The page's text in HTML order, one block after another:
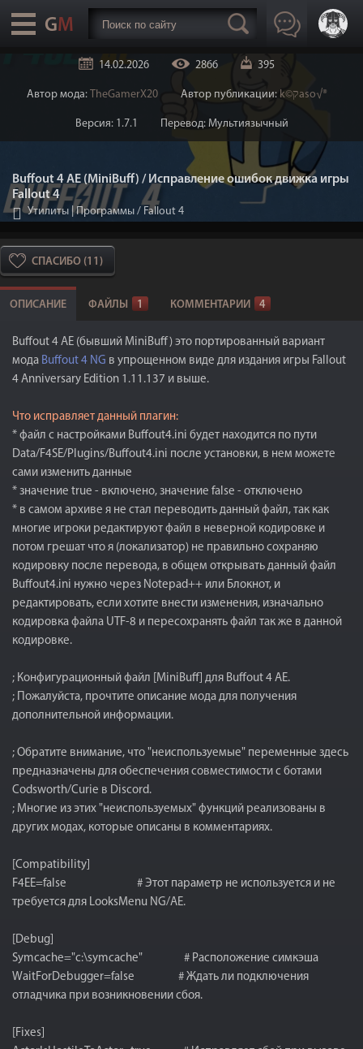
14.02.2026 2866 395
Автор мода: TheGamerX20 Автор публикации: k©קaso√®
Версия: 1.7.1 Перевод: Мультиязычный
Buffout 4 AE (MiniBuff) / Исправление ошибок движка игры
Fallout 4
Утилиты | Программы / Fallout 4
СПАСИБО (11)
ОПИСАНИЕ ФАЙЛЫ 1 КОММЕНТАРИИ 4
Buffout 4 AE (бывший MiniBuff) это портированный вариант
мода Buffout 4 NG в упрощенном виде для издания игры Fallout
4 Anniversary Edition 1.11.137 и выше.
Что исправляет данный плагин:
* файл с настройками Buffout4.ini будет находится по пути
Data/F4SE/Plugins/Buffout4.ini после установки, в нем можете
сами изменить данные
* значение true - включено, значение false - отключено
* в самом архиве я не стал переводить данный файл, так как
многие игроки редактируют файл в неверной кодировке и
потом грешат что я (локализатор) не правильно сохраняю
кодировку после перевода, в общем открывать данный файл
Buffout4.ini нужно через Notepad++ или Блокнот, и
редактировать, если хотите внести изменения, изначально
кодировка файла UTF-8 и пересохранять файл так же в данной
кодировке.
; Конфигурационный файл [MiniBuff] для Buffout 4 AE.
; Пожалуйста, прочтите описание мода для получения
дополнительной информации.
; Обратите внимание, что "неиспользуемые" переменные здесь
предназначены для обеспечения совместимости с ботами
Codsworth/Curie в Discord.
; Многие из этих "неиспользуемых" функций реализованы в
других модах, которые описаны в комментариях.
[Compatibility]
F4EE=false # Этот параметр не используется и не
требуется для LooksMenu NG/AE.
[Debug]
Symcache="c:\symcache" # Расположение симкэша
WaitForDebugger=false # Ждать ли подключения
отладчика при возникновении сбоя.
[Fixes]